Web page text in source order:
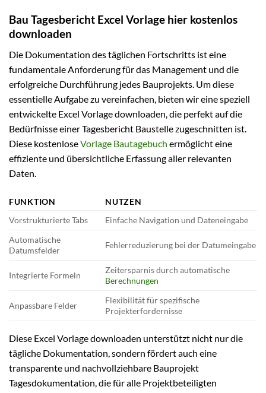
Bau Tagesbericht Excel Vorlage hier kostenlos
downloaden
Die Dokumentation des täglichen Fortschritts ist eine
fundamentale Anforderung für das Management und die
erfolgreiche Durchführung jedes Bauprojekts. Um diese
essentielle Aufgabe zu vereinfachen, bieten wir eine speziell
entwickelte Excel Vorlage downloaden, die perfekt auf die
Bedürfnisse einer Tagesbericht Baustelle zugeschnitten ist.
Diese kostenloseVorlage Bautagebuch ermöglicht eine
effiziente und übersichtliche Erfassung aller relevanten
Daten.
FUNKTION
NUTZEN
Vorstrukturierte Tabs
Einfache Navigation und Dateneingabe
Automatische
Datumsfelder
Fehlerreduzierung bei der Datumeingabe
Integrierte Formeln
Zeitersparnis durch automatische
Berechnungen
Anpassbare Felder
Flexibilität für spezifische
Projekterfordernisse
Diese Excel Vorlage downloaden unterstützt nicht nur die
tägliche Dokumentation, sondern fördert auch eine
transparente und nachvollziehbare Bauprojekt
Tagesdokumentation, die für alle Projektbeteiligten